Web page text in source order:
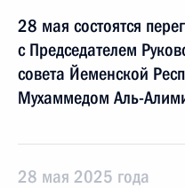
28 мая состоятся
с Председателем
совета Йеменской
Мухаммедом Аль-
28 мая 2025 года